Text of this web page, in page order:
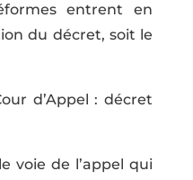
entrent en
du décret, soit le
d’Appel : décret
voie de l’appel qui